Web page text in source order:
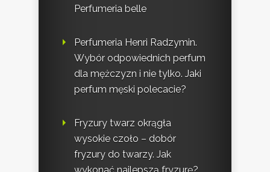
Perfumeria belle
Perfumeria Henri Radzymin.
Wybór odpowiednich perfum
dla mężczyzn i nie tylko. Jaki
perfum męski polecacie?
Fryzury twarz okrągła
wysokie czoło – dobór
fryzury do twarzy. Jak